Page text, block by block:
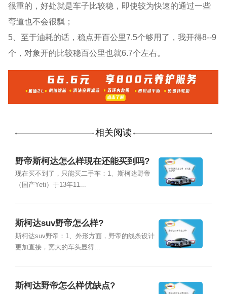
很重的，好处就是车子比较稳，即使较为快速的通过一些
弯道也不会很飘；
5、至于油耗的话，稳点开百公里7.5个够用了，我开得8--9
个，对象开的比较稳百公里也就6.7个左右。
相关阅读
野帝斯柯达怎么样現在还能买到吗?
现在买不到了，只能买二手车：1、斯柯达野帝
（国产Yeti）于13年11...
斯柯达suv野帝怎么样?
斯柯达suv野帝：1、外形方面，野帝的线条设计
更加直接，宽大的车头显得...
斯柯达野帝怎么样优缺点?